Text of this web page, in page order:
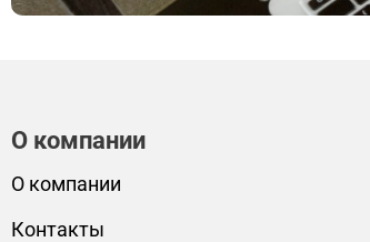
О компании
О компании
Контакты